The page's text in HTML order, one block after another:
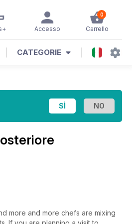
0
Carrello
Accesso
CATEGORIE
more and more chefs are mixing